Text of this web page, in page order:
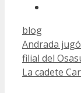
Categorías
blog
Andrada
filial del
La cadete